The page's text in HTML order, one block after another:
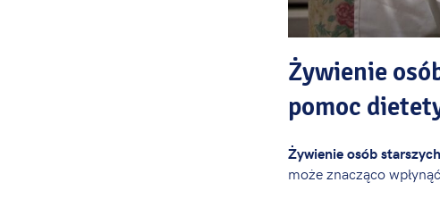
Żywienie
pomoc
Żywienie osób starszych
może znacząco